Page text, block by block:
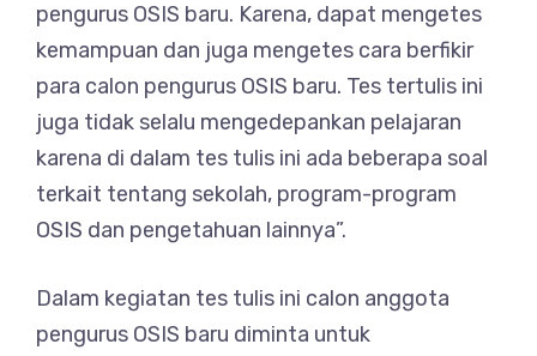
pengurus OSIS baru. Karena, dapat mengetes
kemampuan dan juga mengetes cara berfikir
para calon pengurus OSIS baru. Tes tertulis ini
juga tidak selalu mengedepankan pelajaran
karena di dalam tes tulis ini ada beberapa soal
terkait tentang sekolah, program-program
OSIS dan pengetahuan lainnya”.
Dalam kegiatan tes tulis ini calon anggota
pengurus OSIS baru diminta untuk